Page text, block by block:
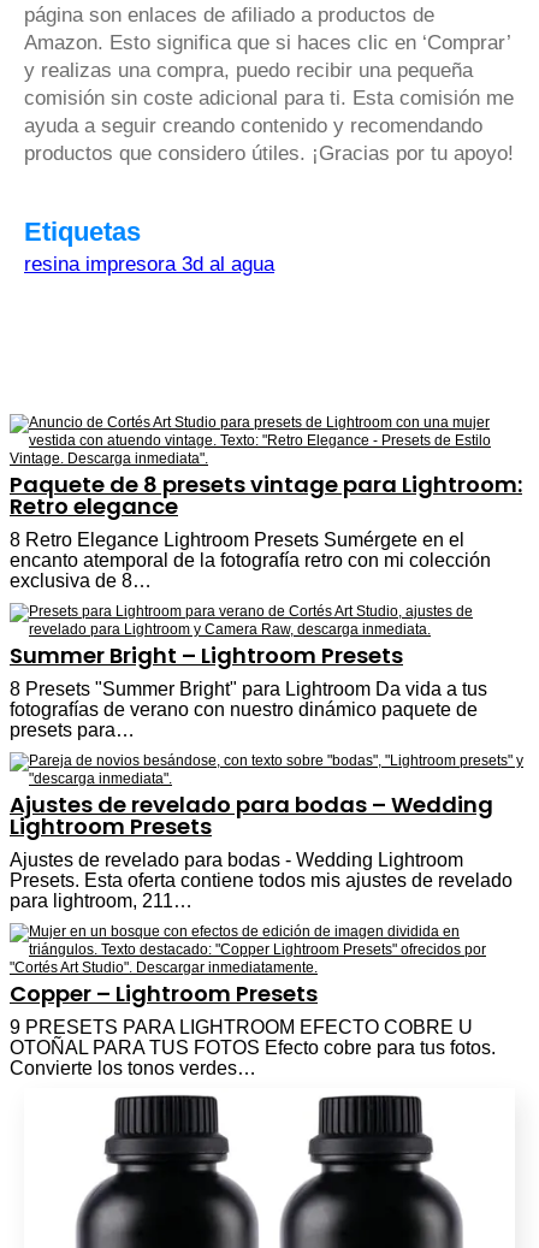
página son enlaces de afiliado a productos de
Amazon. Esto significa que si haces clic en ‘Comprar’
y realizas una compra, puedo recibir una pequeña
comisión sin coste adicional para ti. Esta comisión me
ayuda a seguir creando contenido y recomendando
productos que considero útiles. ¡Gracias por tu apoyo!
Etiquetas
resina impresora 3d al agua
Paquete de 8 presets vintage para Lightroom:
Retro elegance
8 Retro Elegance Lightroom Presets Sumérgete en el
encanto atemporal de la fotografía retro con mi colección
exclusiva de 8…
Summer Bright – Lightroom Presets
8 Presets "Summer Bright" para Lightroom Da vida a tus
fotografías de verano con nuestro dinámico paquete de
presets para…
Ajustes de revelado para bodas – Wedding
Lightroom Presets
Ajustes de revelado para bodas - Wedding Lightroom
Presets. Esta oferta contiene todos mis ajustes de revelado
para lightroom, 211…
Copper – Lightroom Presets
9 PRESETS PARA LIGHTROOM EFECTO COBRE U
OTOÑAL PARA TUS FOTOS Efecto cobre para tus fotos.
Convierte los tonos verdes…